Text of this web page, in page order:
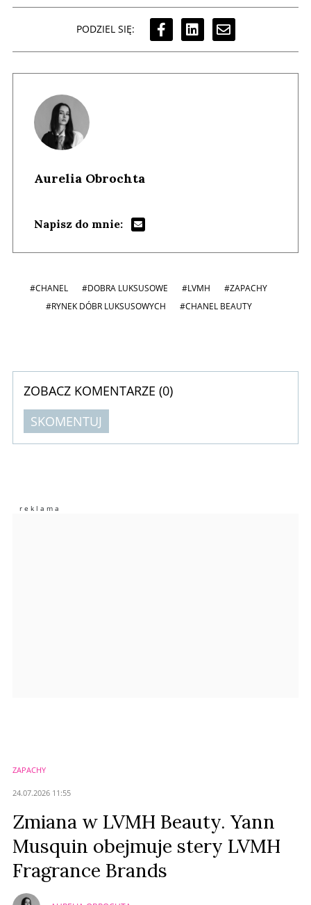
PODZIEL SIĘ:
Aurelia Obrochta
Napisz do mnie:
#CHANEL #DOBRA LUKSUSOWE #LVMH
#ZAPACHY
#RYNEK DÓBR LUKSUSOWYCH
#CHANEL BEAUTY
ZOBACZ KOMENTARZE (0)
SKOMENTUJ
Imię (Wymagane)
ZAPACHY
24.07.2026 11:55
Zmiana w LVMH Beauty. Yann
Musquin obejmuje stery LVMH
Fragrance Brands